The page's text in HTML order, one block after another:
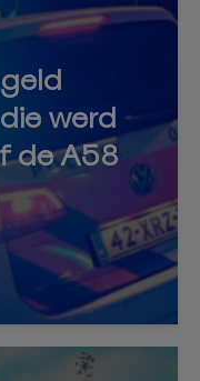
werd
de A58